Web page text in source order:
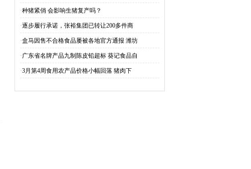
·种猪紧俏 会影响生猪复产吗？
·逐步履行承诺，张裕集团已转让200多件商
·盒马因售不合格食品屡被各地官方通报 潍坊
·广东省名牌产品九制陈皮铅超标 葵记食品自
·3月第4周食用农产品价格小幅回落 猪肉下